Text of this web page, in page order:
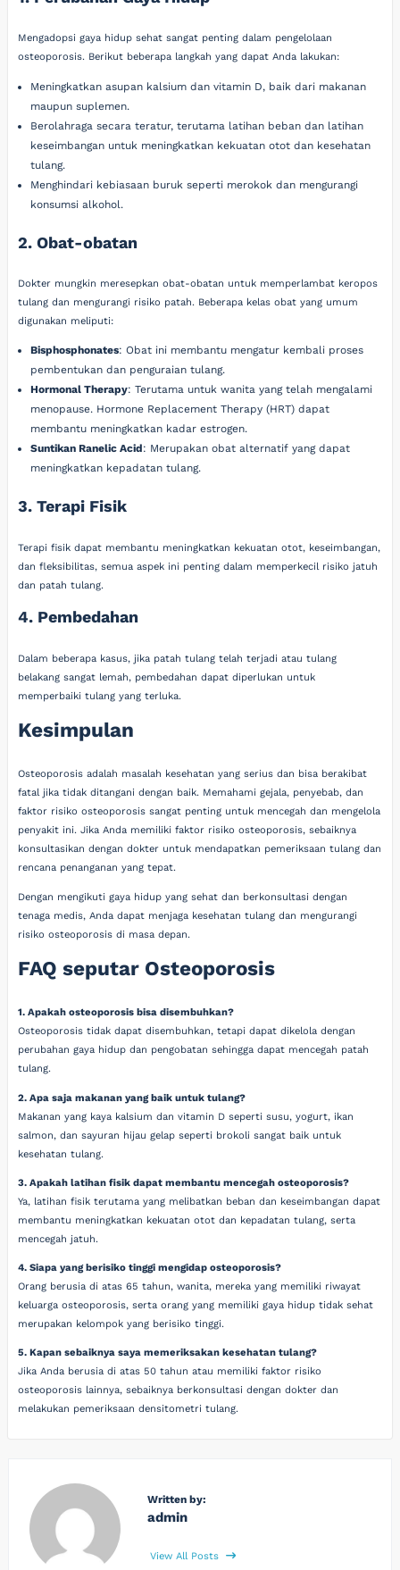
Mengadopsi gaya hidup sehat sangat penting dalam pengelolaan
osteoporosis. Berikut beberapa langkah yang dapat Anda lakukan:
Meningkatkan asupan kalsium dan vitamin D, baik dari makanan
maupun suplemen.
Berolahraga secara teratur, terutama latihan beban dan latihan
keseimbangan untuk meningkatkan kekuatan otot dan kesehatan
tulang.
Menghindari kebiasaan buruk seperti merokok dan mengurangi
konsumsi alkohol.
2. Obat-obatan
Dokter mungkin meresepkan obat-obatan untuk memperlambat keropos
tulang dan mengurangi risiko patah. Beberapa kelas obat yang umum
digunakan meliputi:
Bisphosphonates: Obat ini membantu mengatur kembali proses
pembentukan dan penguraian tulang.
Hormonal Therapy: Terutama untuk wanita yang telah mengalami
menopause. Hormone Replacement Therapy (HRT) dapat
membantu meningkatkan kadar estrogen.
Suntikan Ranelic Acid: Merupakan obat alternatif yang dapat
meningkatkan kepadatan tulang.
3. Terapi Fisik
Terapi fisik dapat membantu meningkatkan kekuatan otot, keseimbangan,
dan fleksibilitas, semua aspek ini penting dalam memperkecil risiko jatuh
dan patah tulang.
4. Pembedahan
Dalam beberapa kasus, jika patah tulang telah terjadi atau tulang
belakang sangat lemah, pembedahan dapat diperlukan untuk
memperbaiki tulang yang terluka.
Kesimpulan
Osteoporosis adalah masalah kesehatan yang serius dan bisa berakibat
fatal jika tidak ditangani dengan baik. Memahami gejala, penyebab, dan
faktor risiko osteoporosis sangat penting untuk mencegah dan mengelola
penyakit ini. Jika Anda memiliki faktor risiko osteoporosis, sebaiknya
konsultasikan dengan dokter untuk mendapatkan pemeriksaan tulang dan
rencana penanganan yang tepat.
Dengan mengikuti gaya hidup yang sehat dan berkonsultasi dengan
tenaga medis, Anda dapat menjaga kesehatan tulang dan mengurangi
risiko osteoporosis di masa depan.
FAQ seputar Osteoporosis
1. Apakah osteoporosis bisa disembuhkan?
Osteoporosis tidak dapat disembuhkan, tetapi dapat dikelola dengan
perubahan gaya hidup dan pengobatan sehingga dapat mencegah patah
tulang.
2. Apa saja makanan yang baik untuk tulang?
Makanan yang kaya kalsium dan vitamin D seperti susu, yogurt, ikan
salmon, dan sayuran hijau gelap seperti brokoli sangat baik untuk
kesehatan tulang.
3. Apakah latihan fisik dapat membantu mencegah osteoporosis?
Ya, latihan fisik terutama yang melibatkan beban dan keseimbangan dapat
membantu meningkatkan kekuatan otot dan kepadatan tulang, serta
mencegah jatuh.
4. Siapa yang berisiko tinggi mengidap osteoporosis?
Orang berusia di atas 65 tahun, wanita, mereka yang memiliki riwayat
keluarga osteoporosis, serta orang yang memiliki gaya hidup tidak sehat
merupakan kelompok yang berisiko tinggi.
5. Kapan sebaiknya saya memeriksakan kesehatan tulang?
Jika Anda berusia di atas 50 tahun atau memiliki faktor risiko
osteoporosis lainnya, sebaiknya berkonsultasi dengan dokter dan
melakukan pemeriksaan densitometri tulang.
Written by:
admin
View All Posts